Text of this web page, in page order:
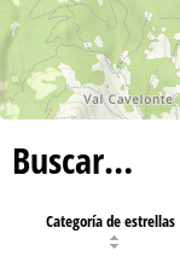
Buscar…
Categoría de estrellas